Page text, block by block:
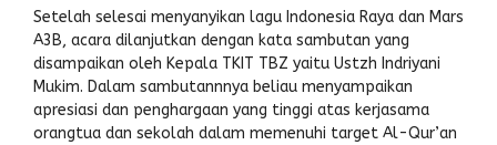
Setelah selesai menyanyikan lagu Indonesia Raya dan Mars
A3B, acara dilanjutkan dengan kata sambutan yang
disampaikan oleh Kepala TKIT TBZ yaitu Ustzh Indriyani
Mukim. Dalam sambutannnya beliau menyampaikan
apresiasi dan penghargaan yang tinggi atas kerjasama
orangtua dan sekolah dalam memenuhi target Al-Qur’an